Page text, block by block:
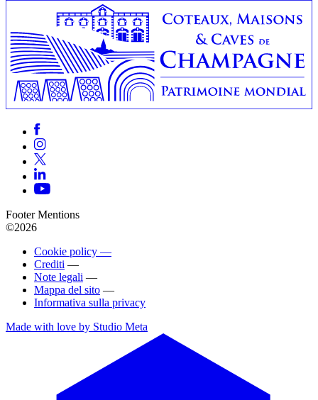
Footer Mentions
©2026
Cookie policy —
Crediti —
Note legali —
Mappa del sito —
Informativa sulla privacy
Made with love by Studio Meta